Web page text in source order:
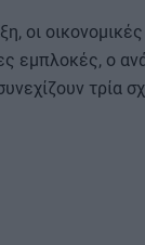
οι
εμπλοκές, ο
τρία